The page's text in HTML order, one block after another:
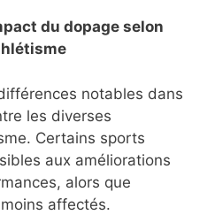
du dopage selon
notables dans
les diverses
Certains sports
aux améliorations
alors que
affectés.